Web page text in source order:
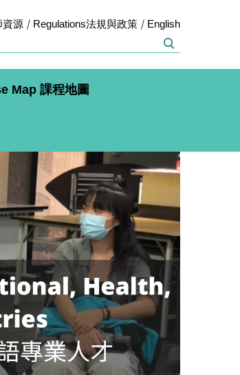
資源 Regulations法規與政策 English
Map 課程地圖